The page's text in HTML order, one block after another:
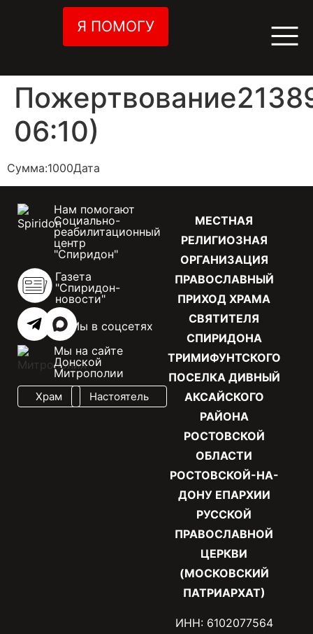
Я ПОМОГУ
06:10)
Сумма:1000Дата
МЕСТНАЯ
РЕЛИГИОЗНАЯ
ОРГАНИЗАЦИЯ
ПРАВОСЛАВНЫЙ
ПРИХОД ХРАМА
СВЯТИТЕЛЯ
СПИРИДОНА
ТРИМИФУНТСКОГО
ПОСЕЛКА ДИВНЫЙ
АКСАЙСКОГО
РАЙОНА
РОСТОВСКОЙ
ОБЛАСТИ
РОСТОВСКОЙ-НА-
ДОНУ ЕПАРХИИ
РУССКОЙ
ПРАВОСЛАВНОЙ
ЦЕРКВИ
(МОСКОВСКИЙ
ПАТРИАРХАТ)
ИНН: 6102077564
Нам помогают
Социально-
реабилитационный
центр
"Спиридон"
Газета
"Спиридон-
новости"
Мы в соцсетях
Мы на сайте
Донской
Митрополии
Храм Настоятель